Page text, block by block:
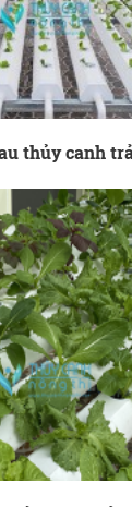
thủy canh